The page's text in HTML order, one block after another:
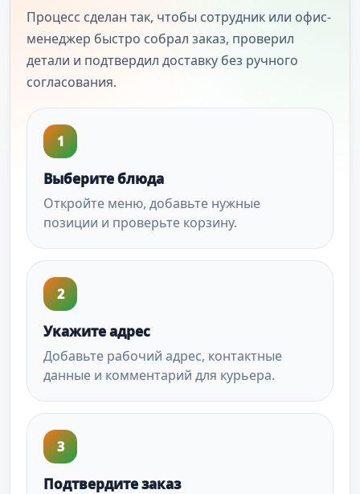
Процесс сделан так, чтобы сотрудник или офис-
менеджер быстро собрал заказ, проверил
детали и подтвердил доставку без ручного
согласования.
1
Выберите блюда
Откройте меню, добавьте нужные
позиции и проверьте корзину.
2
Укажите адрес
Добавьте рабочий адрес, контактные
данные и комментарий для курьера.
3
Подтвердите заказ